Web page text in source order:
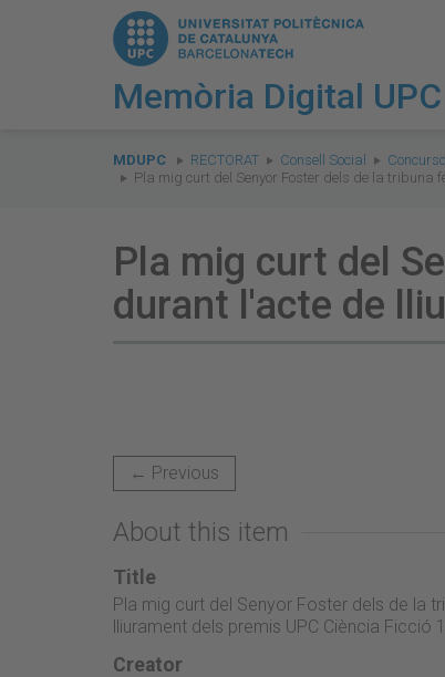
Memòria Digital UPC
are
here:
MDUPC RECTORAT Consell Social
Pla mig curt del Senyor Foster dels de la tribuna
Pla mig curt del
durant l'acte de
← Previous
About this item
Title
Pla mig curt del Senyor Foster dels de la
lliurament dels premis UPC Ciència Ficció
Creator